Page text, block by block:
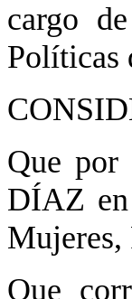
cargo
Políticas
Que por
DÍAZ en
Mujeres,
Que